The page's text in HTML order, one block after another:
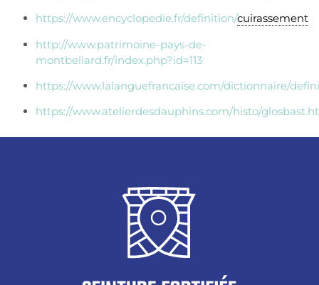
https://www.encyclopedie.fr/definition/cuirassement
http://www.patrimoine-pays-de-
montbeliard.fr/index.php?id=113
https://www.lalanguefrancaise.com/dictionnaire/
https://www.atelierdesdauphins.com/histo/